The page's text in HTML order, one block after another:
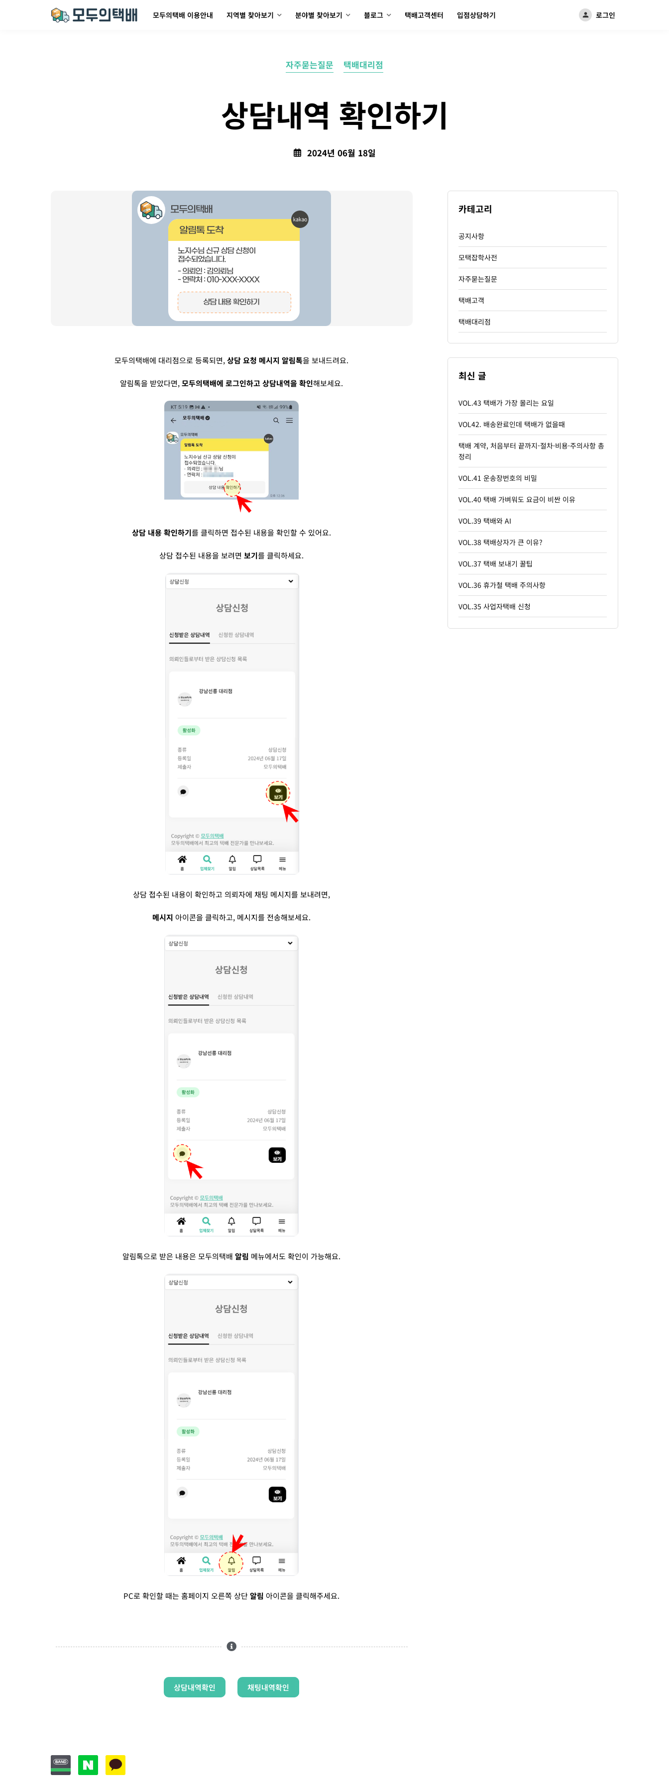
모두의택배 이용안내 지역별 찾아보기 분야별 찾아보기 블로그 택배고객센터 입점상담하기 로그인
자주묻는질문 택배대리점
상담내역 확인하기
2024년 06월 18일
모두의택배에 대리점으로 등록되면,상담 요청 메시지 알림톡을 보내드려요.
알림톡을 받았다면,모두의택배에 로그인하고 상담내역을 확인해보세요.
상담 내용 확인하기를 클릭하면 접수된 내용을 확인할 수 있어요.
상담 접수된 내용을 보려면보기를 클릭하세요.
상담 접수된 내용이 확인하고 의뢰자에 채팅 메시지를 보내려면,
메시지 아이콘을 클릭하고, 메시지를 전송해보세요.
알림톡으로 받은 내용은 모두의택배알림 메뉴에서도 확인이 가능해요.
PC로 확인할 때는 홈페이지 오른쪽 상단알림 아이콘을 클릭해주세요.
상담내역확인 채팅내역확인
카테고리
공지사항
모택잡학사전
자주묻는질문
택배고객
택배대리점
최신 글
VOL.43 택배가 가장 몰리는 요일
VOL42. 배송완료인데 택배가 없을때
택배 계약, 처음부터 끝까지-절차·비용·주의사항 총
정리
VOL.41 운송장번호의 비밀
VOL.40 택배 가벼워도 요금이 비싼 이유
VOL.39 택배와 AI
VOL.38 택배상자가 큰 이유?
VOL.37 택배 보내기 꿀팁
VOL.36 휴가철 택배 주의사항
VOL.35 사업자택배 신청